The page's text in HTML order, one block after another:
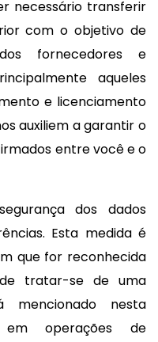
necessário transferir
com o objetivo de
fornecedores e
aqueles
e licenciamento
auxiliem a garantir o
entre você e o
dos dados
Esta medida é
que for reconhecida
tratar-se de uma
mencionado nesta
em operações de